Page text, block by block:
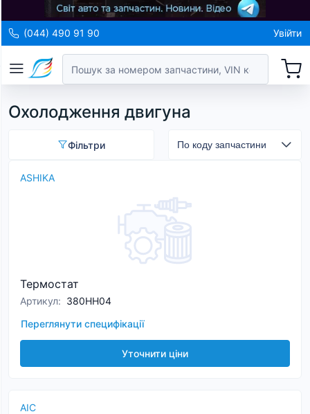
(044) 490 91 90 Увійти
Охолодження двигуна
Фільтри
ASHIKA
Термостат
Артикул: 380HH04
Переглянути специфікації
Уточнити ціни
AIC